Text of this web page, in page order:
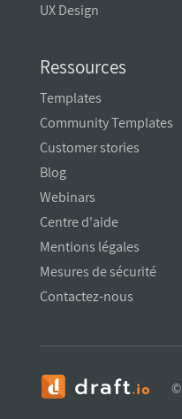
UX Design
Ressources
Templates
Community Templates
Customer stories
Blog
Webinars
Centre d'aide
Mentions légales
Mesures de sécurité
Contactez-nous
©
les Cookies !